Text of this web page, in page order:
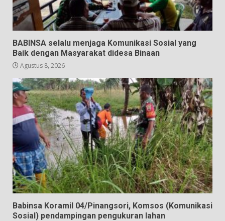
BABINSA selalu menjaga Komunikasi Sosial yang
Baik dengan Masyarakat didesa Binaan
Agustus 8, 2026
Babinsa Koramil 04/Pinangsori, Komsos (Komunikasi
Sosial) pendampingan pengukuran lahan